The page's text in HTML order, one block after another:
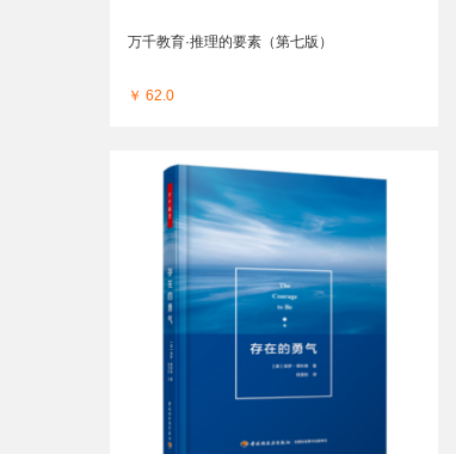
万千教育·推理的要素（第七版）
￥ 62.0